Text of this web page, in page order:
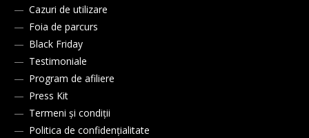
Cazuri de utilizare
Foia de parcurs
Black Friday
Testimoniale
Program de afiliere
Press Kit
Termeni și condiții
Politica de confidențialitate